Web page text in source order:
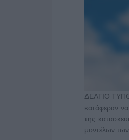
ΔΕΛΤΙΟ
κατάφεραν
της
μοντέλων